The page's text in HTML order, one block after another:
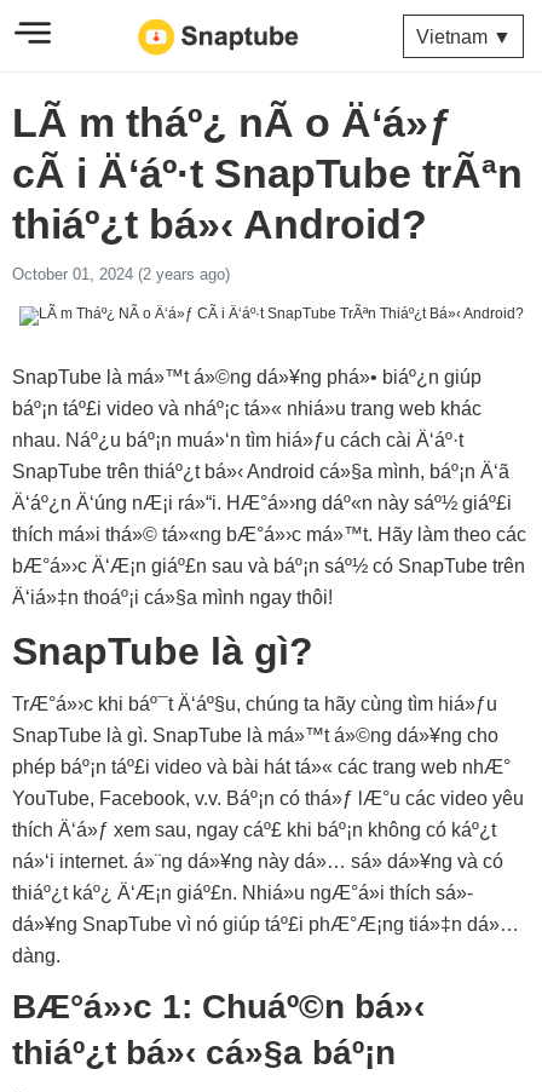
Vietnam ▼
LÃ m tháº¿ nÃ o Ä‘á»ƒ
cÃ i Ä‘áº·t SnapTube trÃªn
thiáº¿t bá»‹ Android?
October 01, 2024 (2 years ago)
SnapTube là má»™t á»©ng dá»¥ng phá»• biáº¿n giúp
báº¡n táº£i video và nháº¡c tá»« nhiá»u trang web khác
nhau. Náº¿u báº¡n muá»‘n tìm hiá»ƒu cách cài Ä‘áº·t
SnapTube trên thiáº¿t bá»‹ Android cá»§a mình, báº¡n Ä‘ã
Ä‘áº¿n Ä‘úng nÆ¡i rá»“i. HÆ°á»›ng dáº«n này sáº½ giáº£i
thích má»i thá»© tá»«ng bÆ°á»›c má»™t. Hãy làm theo các
bÆ°á»›c Ä‘Æ¡n giáº£n sau và báº¡n sáº½ có SnapTube trên
Ä‘iá»‡n thoáº¡i cá»§a mình ngay thôi!
SnapTube là gì?
TrÆ°á»›c khi báº¯t Ä‘áº§u, chúng ta hãy cùng tìm hiá»ƒu
SnapTube là gì. SnapTube là má»™t á»©ng dá»¥ng cho
phép báº¡n táº£i video và bài hát tá»« các trang web nhÆ°
YouTube, Facebook, v.v. Báº¡n có thá»ƒ lÆ°u các video yêu
thích Ä‘á»ƒ xem sau, ngay cáº£ khi báº¡n không có káº¿t
ná»‘i internet. á»¨ng dá»¥ng này dá»… sá»­ dá»¥ng và có
thiáº¿t káº¿ Ä‘Æ¡n giáº£n. Nhiá»u ngÆ°á»i thích sá»­
dá»¥ng SnapTube vì nó giúp táº£i phÆ°Æ¡ng tiá»‡n dá»…
dàng.
BÆ°á»›c 1: Chuáº©n bá»‹
thiáº¿t bá»‹ cá»§a báº¡n